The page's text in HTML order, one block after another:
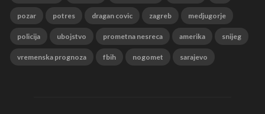
pozar potres dragan covic zagreb medjugorje
policija ubojstvo prometna nesreca amerika snijeg
vremenska prognoza fbih nogomet sarajevo